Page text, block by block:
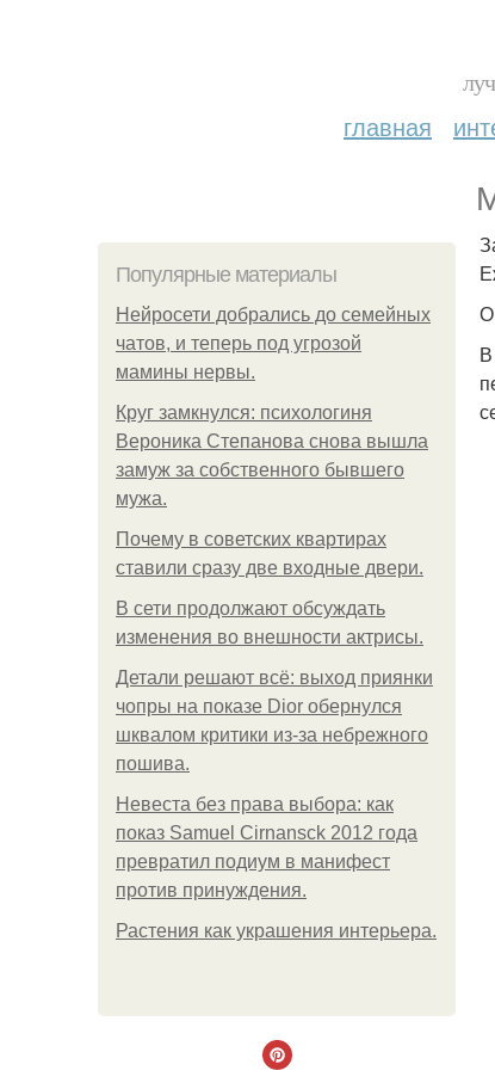
главная
Популярные материалы
Нейросети добрались до семейных
чатов, и теперь под угрозой
мамины нервы.
Круг замкнулся: психологиня
Вероника Степанова снова вышла
замуж за собственного бывшего
мужа.
Почему в советских квартирах
ставили сразу две входные двери.
В сети продолжают обсуждать
изменения во внешности актрисы.
Детали решают всё: выход приянки
чопры на показе Dior обернулся
шквалом критики из-за небрежного
пошива.
Невеста без права выбора: как
показ Samuel Cirnansck 2012 года
превратил подиум в манифест
против принуждения.
Растения как украшения интерьера.